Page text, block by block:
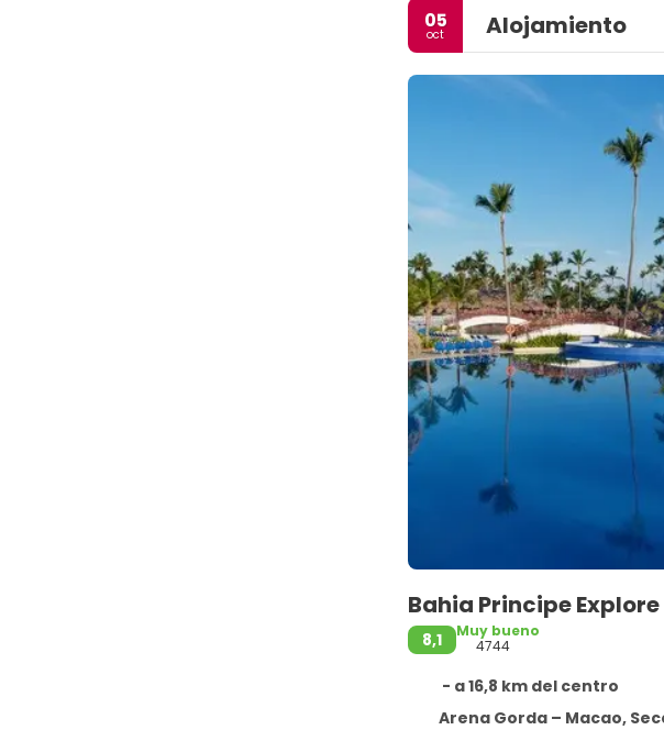
05
oct Alojamiento
Bahia Principe
8,1
Muy bueno
4744
- a 16,8 km del centro
Arena Gorda – Macao, Sección Baigüa - Punta Cana Provincia La